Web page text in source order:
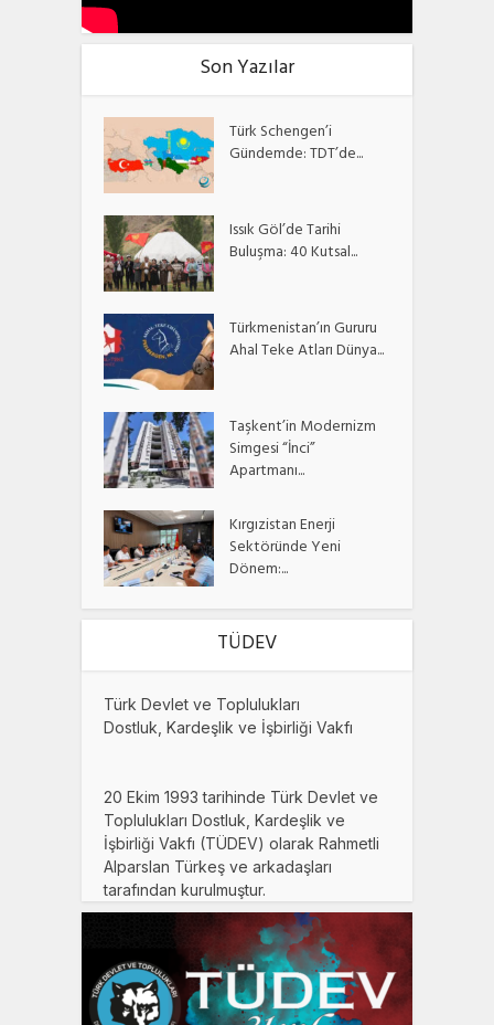
Son Yazılar
Türk Schengen’i
Gündemde: TDT’de...
Issık Göl’de Tarihi
Buluşma: 40 Kutsal...
Türkmenistan’ın Gururu
Ahal Teke Atları Dünya...
Taşkent’in Modernizm
Simgesi “İnci”
Apartmanı...
Kırgızistan Enerji
Sektöründe Yeni
Dönem:...
TÜDEV
Türk Devlet ve Toplulukları
Dostluk, Kardeşlik ve İşbirliği Vakfı
20 Ekim 1993 tarihinde Türk Devlet ve
Toplulukları Dostluk, Kardeşlik ve
İşbirliği Vakfı (TÜDEV) olarak Rahmetli
Alparslan Türkeş ve arkadaşları
tarafından kurulmuştur.